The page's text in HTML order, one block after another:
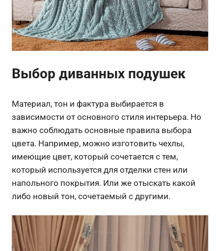
Выбор диванных подушек
Материал, тон и фактура выбирается в
зависимости от основного стиля интерьера. Но
важно соблюдать основные правила выбора
цвета. Например, можно изготовить чехлы,
имеющие цвет, который сочетается с тем,
который используется для отделки стен или
напольного покрытия. Или же отыскать какой
либо новый тон, сочетаемый с другими.